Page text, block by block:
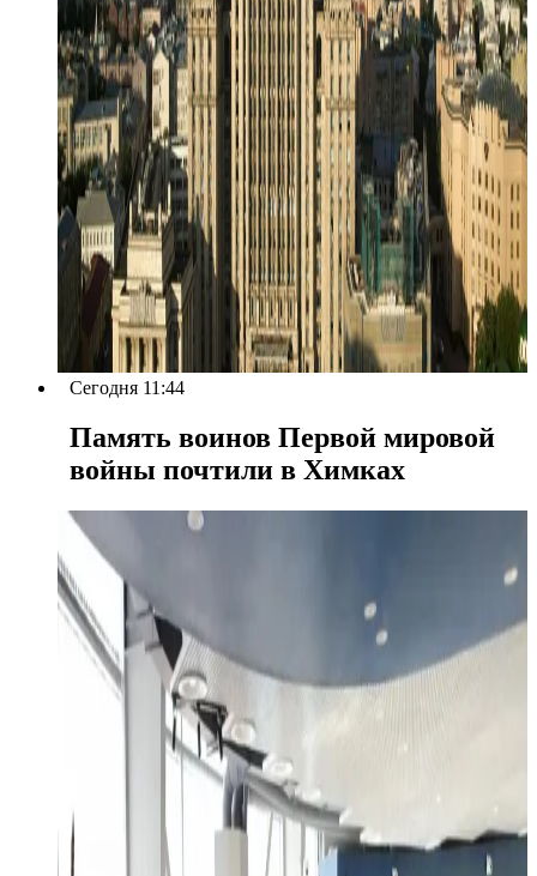
Сегодня 11:44
Память воинов Первой мировой
войны почтили в Химках